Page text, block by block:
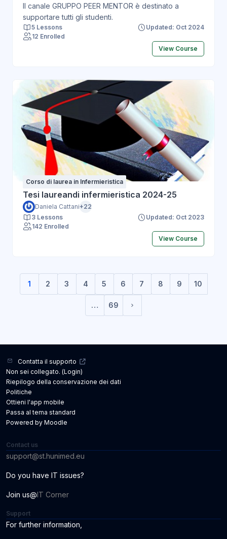
Il canale GRUPPO PEER MENTOR è destinato a
supportare tutti gli studenti.
5 Lessons
Updated: Oct 2024
12 Enrolled
View Course
Corso di laurea in Infermieristica
Tesi laureandi infermieristica 2024-25
Daniela Cattani+22
3 Lessons
Updated: Oct 2023
142 Enrolled
View Course
1
(current)
2 3 4 5 6 7 8 9 10
… 69
Contatta il supporto
Non sei collegato. (Login)
Riepilogo della conservazione dei dati
Politiche
Ottieni l'app mobile
Passa al tema standard
Powered by Moodle
Contact us
support@st.hunimed.eu
Do you have IT issues?
Join us@IT Corner
Support
For further information